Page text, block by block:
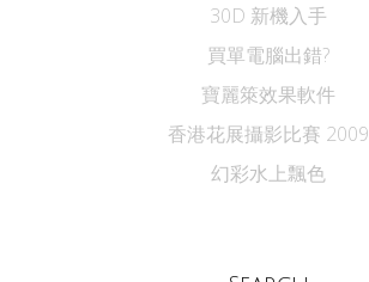
30D 新機入手
買單電腦出錯?
寶麗箂效果軟件
香港花展攝影比賽 2009
幻彩水上飄色